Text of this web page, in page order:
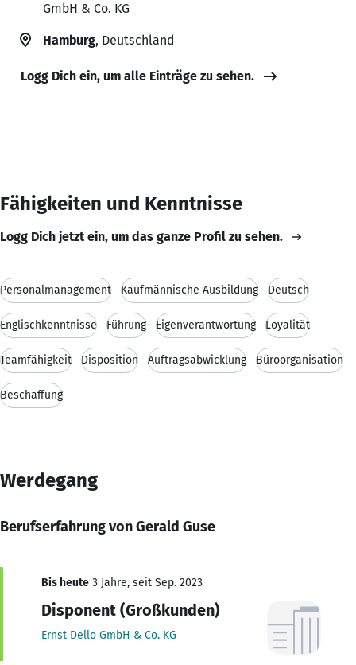
GmbH & Co. KG
Hamburg, Deutschland
Logg Dich ein, um alle Einträge zu sehen.
Fähigkeiten und Kenntnisse
Logg Dich jetzt ein, um das ganze Profil zu sehen.
Personalmanagement Kaufmännische Ausbildung Deutsch
Englischkenntnisse Führung Eigenverantwortung Loyalität
Teamfähigkeit Disposition Auftragsabwicklung Büroorganisation
Beschaffung
Werdegang
Berufserfahrung von Gerald Guse
Bis heute 3 Jahre, seit Sep. 2023
Disponent (Großkunden)
Ernst Dello GmbH & Co. KG